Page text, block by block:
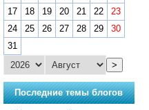
17
18 19 20 21 22
23
24
25 26 27 28 29
30
31
>
Последние темы блогов